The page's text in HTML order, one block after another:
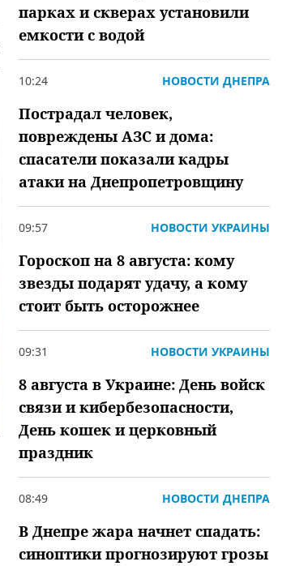
парках и скверах установили
емкости с водой
10:24 НОВОСТИ ДНЕПРА
Пострадал человек,
повреждены АЗС и дома:
спасатели показали кадры
атаки на Днепропетровщину
09:57 НОВОСТИ УКРАИНЫ
Гороскоп на 8 августа: кому
звезды подарят удачу, а кому
стоит быть осторожнее
09:31 НОВОСТИ УКРАИНЫ
8 августа в Украине: День войск
связи и кибербезопасности,
День кошек и церковный
праздник
08:49 НОВОСТИ ДНЕПРА
В Днепре жара начнет спадать:
синоптики прогнозируют грозы